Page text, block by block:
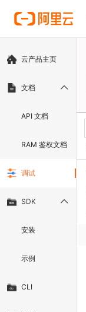
云产品主页
文档
API 文档
RAM 鉴权文档
调试
SDK
安装
示例
CLI